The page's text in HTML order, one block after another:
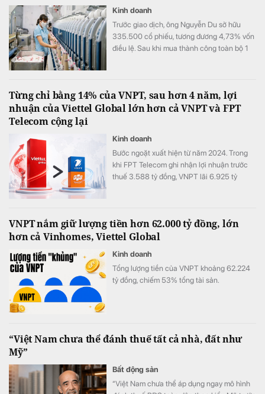
Kinh doanh
Trước giao dịch, ông Nguyễn Du sở hữu
335.500 cổ phiếu, tương đương 4,73% vốn
điều lệ. Sau khi mua thành công toàn bộ 1
Từng chỉ bằng 14% của VNPT, sau hơn 4 năm, lợi
nhuận của Viettel Global lớn hơn cả VNPT và FPT
Telecom cộng lại
Kinh doanh
Bước ngoặt xuất hiện từ năm 2024. Trong
khi FPT Telecom ghi nhận lợi nhuận trước
thuế 3.588 tỷ đồng, VNPT lãi 6.925 tỷ
VNPT nắm giữ lượng tiền hơn 62.000 tỷ đồng, lớn
hơn cả Vinhomes, Viettel Global
Kinh doanh
Tổng lượng tiền của VNPT khoảng 62.224
tỷ đồng, chiếm 53% tổng tài sản.
“Việt Nam chưa thể đánh thuế tất cả nhà, đất như
Mỹ”
Bất động sản
“Việt Nam chưa thể áp dụng ngay mô hình